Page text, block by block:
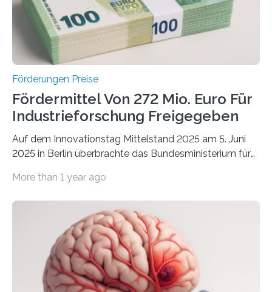
Förderungen Preise
Fördermittel Von 272 Mio. Euro Für
Industrieforschung Freigegeben
Auf dem Innovationstag Mittelstand 2025 am 5. Juni
2025 in Berlin überbrachte das Bundesministerium für
Überplanmäßige Verpflichtungsermächtigungen in
Woche vom Haushaltsausschuss freigegeben – unter
anderem zur Unterstützung der
Industrieforschungsprogramme Industrielle
Gemeinschaftsforschung (IGF), Zentrales
Innovationsprogramm Mittelstand (ZIM) und
Innovationskompetenz INNO-KOM. Auf dem
More than 1 year ago